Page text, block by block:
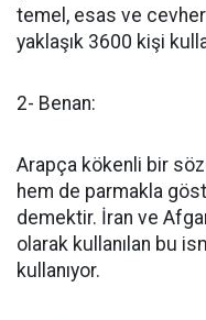
temel, esas ve
yaklaşık 3600 kişi
2- Benan:
Arapça kökenli bir
hem de parmakla
demektir. İran ve
olarak kullanılan bu
kullanıyor.